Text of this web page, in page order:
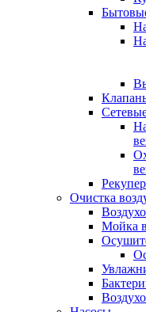
Очистка
Мойка